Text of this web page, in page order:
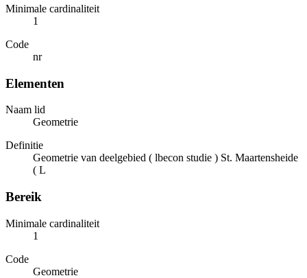
Minimale cardinaliteit
1
Code
nr
Elementen
Naam lid
Geometrie
Definitie
Geometrie van deelgebied ( lbecon studie ) St. Maartensheide
( L
Bereik
Minimale cardinaliteit
1
Code
Geometrie